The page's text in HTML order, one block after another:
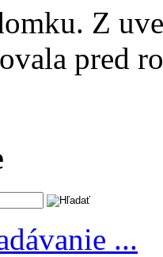
Z
pred
...